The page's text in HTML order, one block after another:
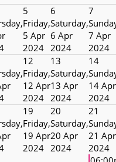
5
Friday,
5 Apr
2024
6
Saturday,
6 Apr
2024
7
7 Apr
2024
12
Friday,
12 Apr
2024
13
Saturday,
13 Apr
2024
14
14 Apr
2024
19
Friday,
19 Apr
2024
20
Saturday,
20 Apr
2024
21
21 Apr
2024